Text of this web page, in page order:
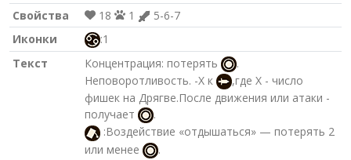
Свойства
18 1
5-6-7
Иконки
:1
Текст
Концентрация: потерять
.
Неповоротливость. -Х к
,где Х - число
фишек на Дрягве.После движения или атаки -
получает
.
:Воздействие «отдышаться» — потерять 2
или менее
.